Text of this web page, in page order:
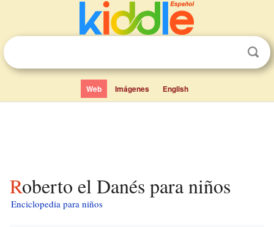
Web Imágenes English
Roberto el Danés para niños
Enciclopedia para niños